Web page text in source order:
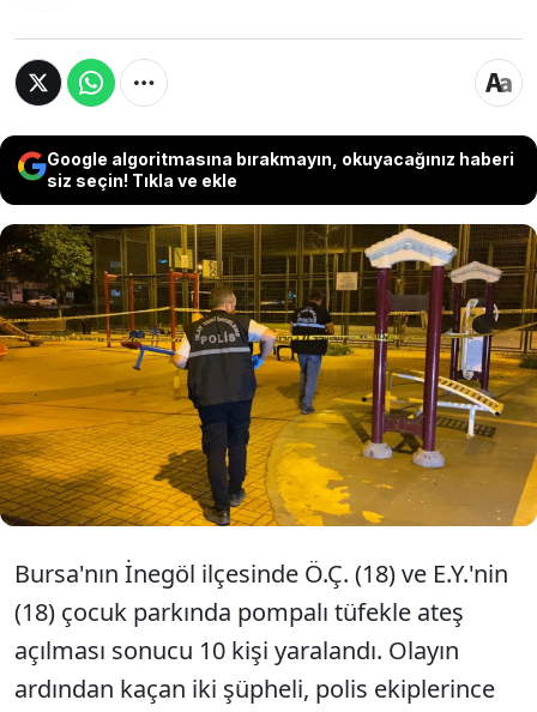
Google algoritmasına bırakmayın, okuyacağınız haberi
siz seçin! Tıkla ve ekle
Bursa İnegöl'de bir çocuk parkında iki
kişinin pompalı tüfekli saldırısında 10
kişi yaralandı. Kaçan şüpheliler
gözaltına alındı.
Bursa'nın İnegöl ilçesinde Ö.Ç. (18) ve E.Y.'nin
(18) çocuk parkında pompalı tüfekle ateş
açılması sonucu 10 kişi yaralandı. Olayın
ardından kaçan iki şüpheli, polis ekiplerince